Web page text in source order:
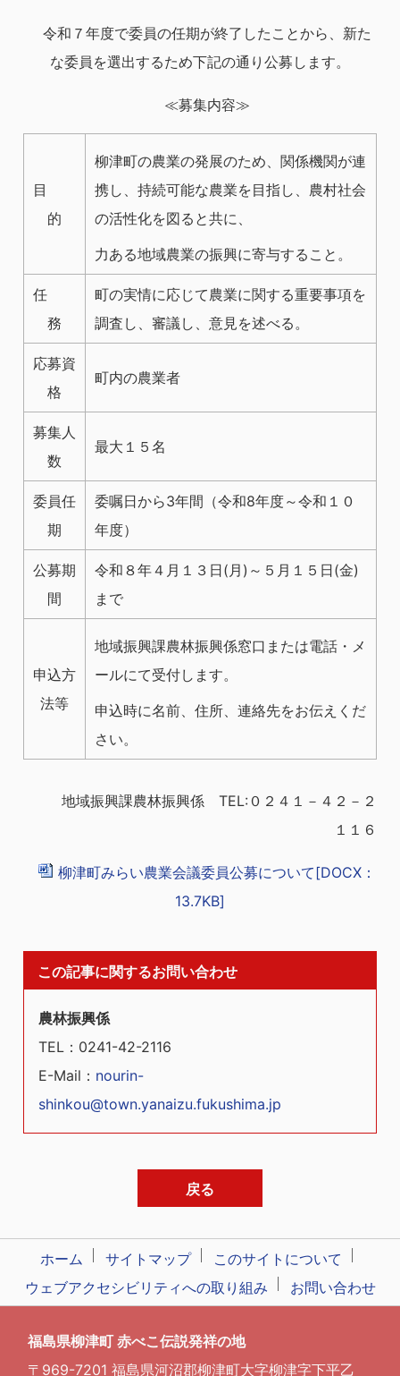
令和７年度で委員の任期が終了したことから、新た
な委員を選出するため下記の通り公募します。
≪募集内容≫
目
的
柳津町の農業の発展のため、関係機関が連
携し、持続可能な農業を目指し、農村社会
の活性化を図ると共に、
力ある地域農業の振興に寄与すること。
任
務
町の実情に応じて農業に関する重要事項を
調査し、審議し、意見を述べる。
応募資
格
町内の農業者
募集人
数
最大１５名
委員任
期
委嘱日から3年間（令和8年度～令和１０
年度）
公募期
間
令和８年４月１３日(月)～５月１５日(金)
まで
申込方
法等
地域振興課農林振興係窓口または電話・メ
ールにて受付します。
申込時に名前、住所、連絡先をお伝えくだ
さい。
地域振興課農林振興係 TEL:０２４１－４２－２
１１６
柳津町みらい農業会議委員公募について[DOCX：
13.7KB]
この記事に関するお問い合わせ
農林振興係
TEL ：0241-42-2116
E-Mail ： nourin-
shinkou@town.yanaizu.fukushima.jp
戻る
ホーム サイトマップ
このサイトについて
ウェブアクセシビリティへの取り組み
お問い合わせ
福島県柳津町 赤べこ伝説発祥の地
〒969-7201 福島県河沼郡柳津町大字柳津字下平乙